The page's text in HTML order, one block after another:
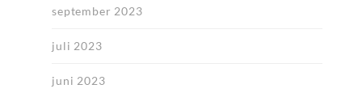
september 2023
juli 2023
juni 2023